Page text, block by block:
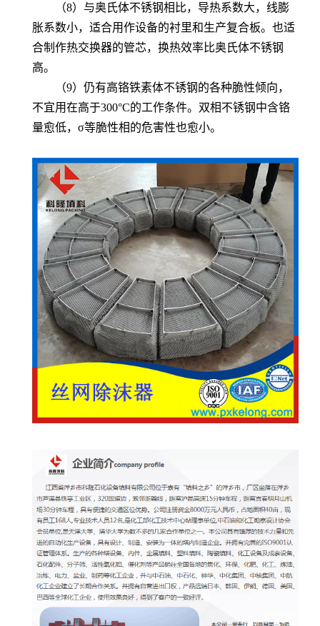
（8）与奥氏体不锈钢相比，导热系数大，线膨
胀系数小，适合用作设备的衬里和生产复合板。也适
合制作热交换器的管芯，换热效率比奥氏体不锈钢
高。
（9）仍有高铬铁素体不锈钢的各种脆性倾向，
不宜用在高于300°C的工作条件。双相不锈钢中含铬
量愈低，σ等脆性相的危害性也愈小。